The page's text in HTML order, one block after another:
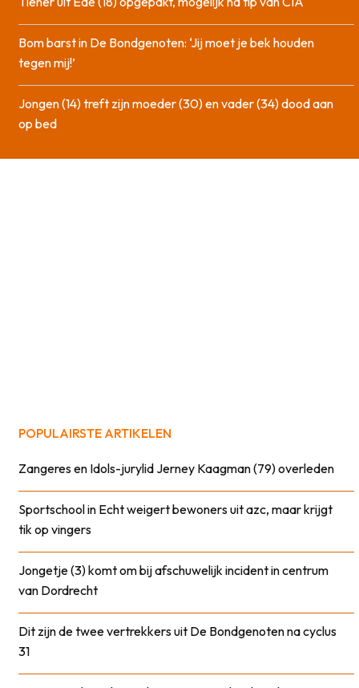
Bom barst in De Bondgenoten: ‘Jij moet je bek houden
tegen mij!’
Jongen (14) treft zijn moeder (30) en vader (34) dood aan
op bed
POPULAIRSTE ARTIKELEN
Zangeres en Idols-jurylid Jerney Kaagman (79) overleden
Sportschool in Echt weigert bewoners uit azc, maar krijgt
tik op vingers
Jongetje (3) komt om bij afschuwelijk incident in centrum
van Dordrecht
Dit zijn de twee vertrekkers uit De Bondgenoten na cyclus
31